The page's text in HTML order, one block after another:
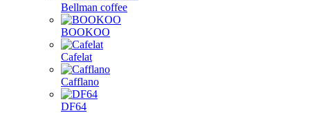
Bellman coffee
BOOKOO
Cafelat
Cafflano
DF64